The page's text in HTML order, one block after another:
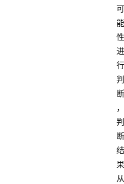
可
能
性
进
行
判
断
，
判
断
结
果
从